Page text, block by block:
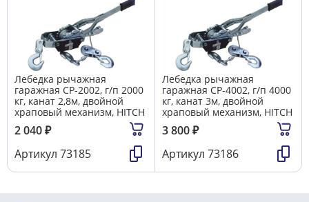
Лебедка рычажная
гаражная CP-2002, г/п 2000
кг, канат 2,8м, двойной
храповый механизм, HITCH
2 040₽
Артикул 73185
Лебедка рычажная
гаражная CP-4002, г/п 4000
кг, канат 3м, двойной
храповый механизм, HITCH
3 800₽
Артикул 73186